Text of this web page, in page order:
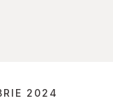
2024